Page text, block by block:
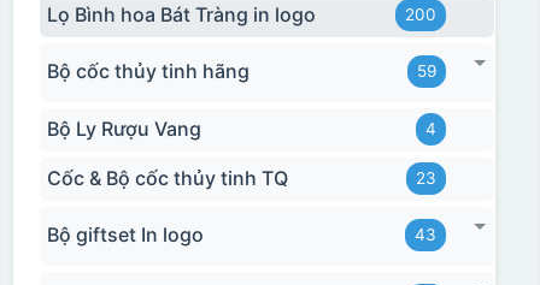
Lọ Bình hoa Bát Tràng in logo 200
Bộ cốc thủy tinh hãng 59
Bộ Ly Rượu Vang 4
Cốc & Bộ cốc thủy tinh TQ 23
Bộ giftset In logo 43